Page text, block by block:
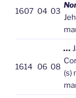
1607 04 03
1614 06 08
…
(s)